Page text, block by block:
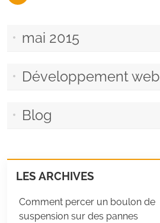
mai 2015
Développement web
Blog
LES ARCHIVES
Comment percer un boulon de
suspension sur des pannes